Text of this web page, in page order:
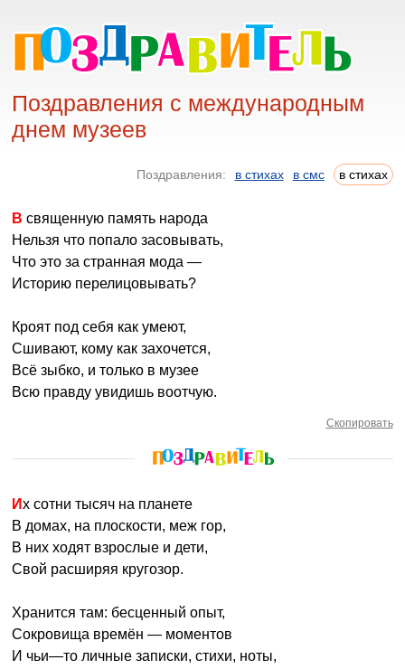
Поздравления с международным
днем музеев
Поздравления: в стихах в смс в стихах
В священную память народа
Нельзя что попало засовывать,
Что это за странная мода —
Историю перелицовывать?
Кроят под себя как умеют,
Сшивают, кому как захочется,
Всё зыбко, и только в музее
Всю правду увидишь воотчую.
Скопировать
Их сотни тысяч на планете
В домах, на плоскости, меж гор,
В них ходят взрослые и дети,
Свой расширяя кругозор.
Хранится там: бесценный опыт,
Сокровища времён — моментов
И чьи—то личные записки, стихи, ноты,